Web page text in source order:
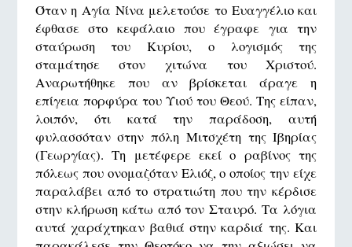
Όταν η Αγία Νίνα μελετούσε το Ευαγγέλιο και
έφθασε στο κεφάλαιο που έγραφε για την
σταύρωση του Κυρίου, ο λογισμός της
σταμάτησε στον χιτώνα του Χριστού.
Αναρωτήθηκε που αν βρίσκεται άραγε η
επίγεια πορφύρα του Υιού του Θεού. Της είπαν,
λοιπόν, ότι κατά την παράδοση, αυτή
φυλασσόταν στην πόλη Μιτσχέτη της Ιβηρίας
(Γεωργίας). Τη μετέφερε εκεί ο ραβίνος της
πόλεως που ονομαζόταν Ελιόζ, ο οποίος την είχε
παραλάβει από το στρατιώτη που την κέρδισε
στην κλήρωση κάτω από τον Σταυρό. Τα λόγια
αυτά χαράχτηκαν βαθιά στην καρδιά της. Και